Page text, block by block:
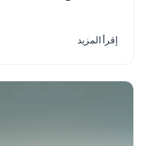
إقرأ المزيد